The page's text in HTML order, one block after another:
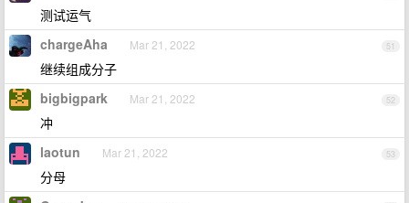
测试运气
51
chargeAha Mar 21, 2022
继续组成分子
52
bigbigpark Mar 21, 2022
冲
53
laotun Mar 21, 2022
分母